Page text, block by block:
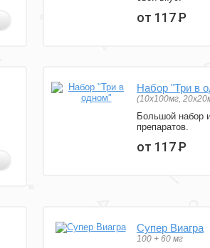
от 117Р
Набор "Три в
(10x100мг,
Большой набор
препаратов.
от 117Р
Супер Виагра
100 + 60 мг